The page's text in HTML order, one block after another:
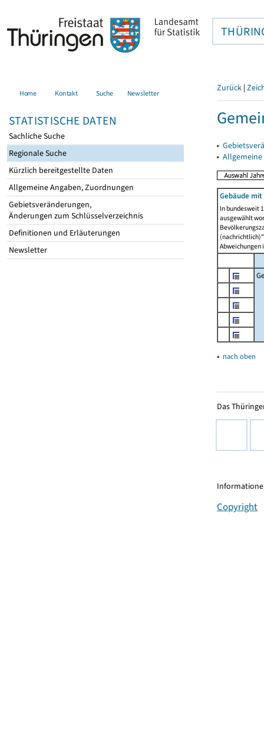
Home Kontakt Suche Newsletter
STATISTISCHE DATEN
Sachliche Suche
Regionale Suche
Kürzlich bereitgestellte Daten
Allgemeine Angaben, Zuordnungen
Gebietsveränderungen,
Änderungen zum Schlüsselverzeichnis
Definitionen und Erläuterungen
Newsletter
Zurück |
▸
▸
Gebäude
In bundesweit
ausgewählt
Abweichungen
▴ nach oben
Das
Copyright